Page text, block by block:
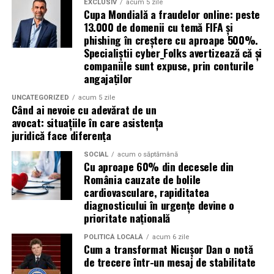
Avantaje:
compatibilitate cu DPF;
protecție pentru turbocompresor;
reducerea depunerilor;
stabilitate la temperaturi ridicate;
protecție împotriva uzurii.
Aceste caracteristici îl recomandă pentru utilizarea pe
numeroase motoare diesel Euro 5 și Euro 6.
Este potrivit pentru motoarele pe benzină?
Motoarele moderne pe benzină solicită intens uleiul, în
special cele echipate cu:
Aceste toalete sunt echipate cu ventilație
corespunzătoare pentru a preveni mirosurile neplăcute
și pot include facilități suplimentare, cum ar fi iluminare
solară sau podele antiderapante. De asemenea, multe
facilități ecologice sunt echipate cu sisteme moderne de
curățare și întreținere, astfel încât igiena să fie mereu la
un nivel ridicat.
În plus, o toaletă ecologică este foarte ușor de
amplasat, ceea ce înseamnă că aceste toalete pot fi
plasate strategic în locații convenabile pentru
participanți, fără a afecta fluxul evenimentului.
Încurajarea comportamentului responsabil al
Un alt beneficiu important al închirierii categoriei de
toaletă ecologică este că aceasta contribuie la educarea
EXCLUSIV acum 5 zile
Cupa Mondială a fraudelor online: peste
13.000 de domenii cu temă FIFA și
phishing în creștere cu aproape 500%.
Specialiștii cyber_Folks avertizează că și
companiile sunt expuse, prin conturile
angajaților
UNCATEGORIZED acum 5 zile
Când ai nevoie cu adevărat de un
avocat: situațiile în care asistența
juridică face diferența
SOCIAL acum o săptămână
Cu aproape 60% din decesele din
România cauzate de bolile
cardiovasculare, rapiditatea
diagnosticului în urgențe devine o
prioritate națională
POLITICĂ LOCALĂ acum 6 zile
Cum a transformat Nicușor Dan o notă
de trecere într-un mesaj de stabilitate